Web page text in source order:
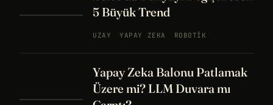
5 Büyük Trend
UZAY YAPAY ZEKA ROBOTIK
Yapay Zeka Balonu Patlamak
Üzere mi? LLM Duvara mı